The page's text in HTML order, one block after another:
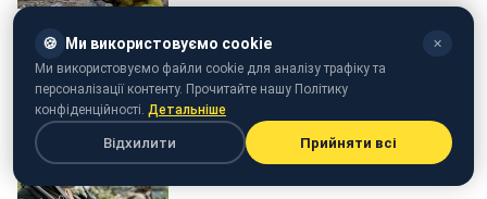
🍪 Ми використовуємо cookie ✕
Ми використовуємо файли cookie для аналізу трафіку та
персоналізації контенту. Прочитайте нашу Політику
конфіденційності. Детальніше
Відхилити Прийняти всі